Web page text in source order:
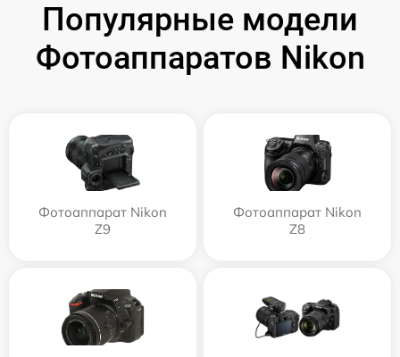
Популярные модели
Фотоаппаратов Nikon
Фотоаппарат Nikon
Z9
Фотоаппарат Nikon
Z8